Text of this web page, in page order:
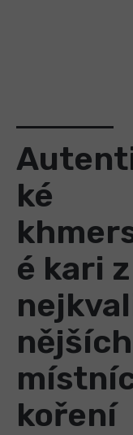
ké
é kari z
nějších
koření